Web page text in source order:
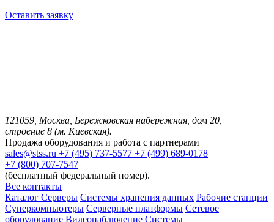
Оставить заявку
121059, Москва, Бережковская набережная, дом 20,
строение 8 (м. Киевская).
Продажа оборудования и работа с партнерами
sales@stss.ru +7 (495) 737-5577 +7 (499) 689-0178
+7 (800) 707-7547
(бесплатный федеральный номер).
Все контакты
Каталог Серверы Системы хранения данных Рабочие станции
Суперкомпьютеры Серверные платформы Сетевое
оборудование Видеонаблюдение Системы